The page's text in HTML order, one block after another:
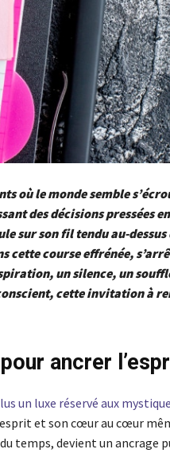
où le monde semble
des décisions pressées
sur son fil tendu au-
cette course effrénée,
un silence, un
cette invitation à
ancrer
un luxe réservé aux
et son cœur au cœur
temps, devient un ancrage